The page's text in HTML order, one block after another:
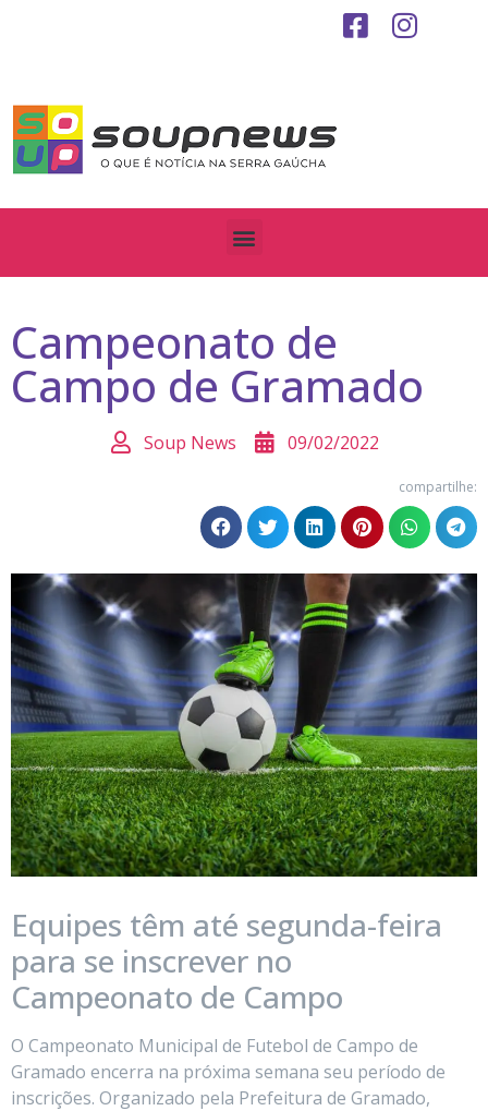
Campeonato de
Campo de Gramado
Soup News 09/02/2022
compartilhe:
Equipes têm até segunda-feira
para se inscrever no
Campeonato de Campo
O Campeonato Municipal de Futebol de Campo de
Gramado encerra na próxima semana seu período de
inscrições. Organizado pela Prefeitura de Gramado,